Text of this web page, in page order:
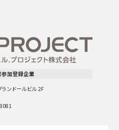
参加登録企業
ンドールビル 2F